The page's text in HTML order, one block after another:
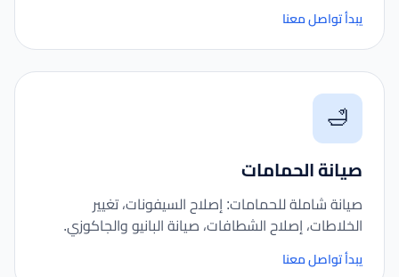
يبدأ تواصل معنا
🛁
صيانة الحمامات
صيانة شاملة للحمامات: إصلاح السيفونات، تغيير
الخلاطات، إصلاح الشطافات، صيانة البانيو والجاكوزي.
يبدأ تواصل معنا